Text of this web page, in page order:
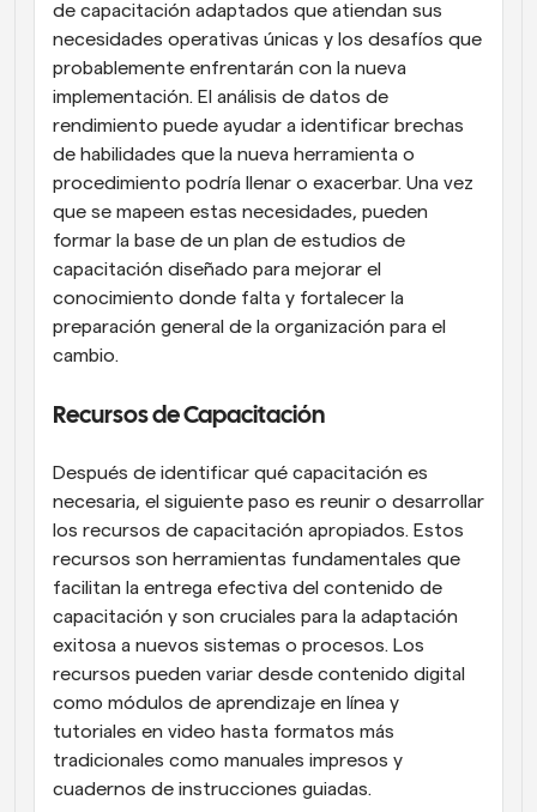
de capacitación adaptados que atiendan sus
necesidades operativas únicas y los desafíos que
probablemente enfrentarán con la nueva
implementación. El análisis de datos de
rendimiento puede ayudar a identificar brechas
de habilidades que la nueva herramienta o
procedimiento podría llenar o exacerbar. Una vez
que se mapeen estas necesidades, pueden
formar la base de un plan de estudios de
capacitación diseñado para mejorar el
conocimiento donde falta y fortalecer la
preparación general de la organización para el
cambio.
Recursos de Capacitación
Después de identificar qué capacitación es
necesaria, el siguiente paso es reunir o desarrollar
los recursos de capacitación apropiados. Estos
recursos son herramientas fundamentales que
facilitan la entrega efectiva del contenido de
capacitación y son cruciales para la adaptación
exitosa a nuevos sistemas o procesos. Los
recursos pueden variar desde contenido digital
como módulos de aprendizaje en línea y
tutoriales en video hasta formatos más
tradicionales como manuales impresos y
cuadernos de instrucciones guiadas.